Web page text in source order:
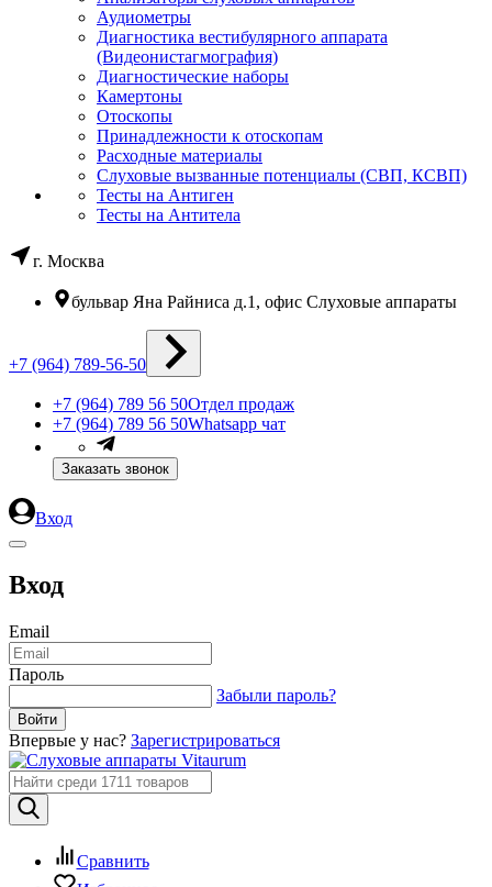
Аудиометры
Диагностика вестибулярного аппарата
(Видеонистагмография)
Диагностические наборы
Камертоны
Отоскопы
Принадлежности к отоскопам
Расходные материалы
Слуховые вызванные потенциалы (СВП, КСВП)
Тесты на Антиген
Тесты на Антитела
г. Москва
бульвар Яна Райниса д.1, офис Слуховые аппараты
+7 (964) 789-56-50
+7 (964) 789 56 50Отдел продаж
+7 (964) 789 56 50Whatsapp чат
Заказать звонок
Вход
Вход
Email
Пароль
Забыли пароль?
Впервые у нас? Зарегистрироваться
Сравнить